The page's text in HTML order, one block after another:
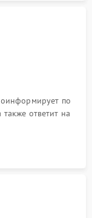
по
ответит на